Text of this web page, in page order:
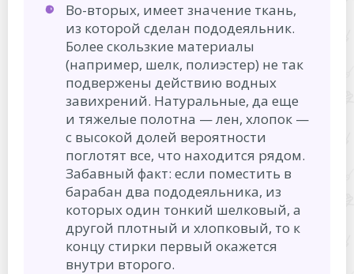
Во-вторых, имеет значение ткань,
из которой сделан пододеяльник.
Более скользкие материалы
(например, шелк, полиэстер) не так
подвержены действию водных
завихрений. Натуральные, да еще
и тяжелые полотна — лен, хлопок —
с высокой долей вероятности
поглотят все, что находится рядом.
Забавный факт: если поместить в
барабан два пододеяльника, из
которых один тонкий шелковый, а
другой плотный и хлопковый, то к
концу стирки первый окажется
внутри второго.